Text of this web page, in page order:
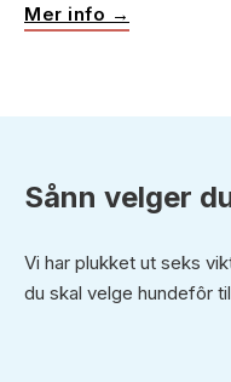
Mer info →
Sånn velger
Vi har plukket ut seks
du skal velge hundefôr